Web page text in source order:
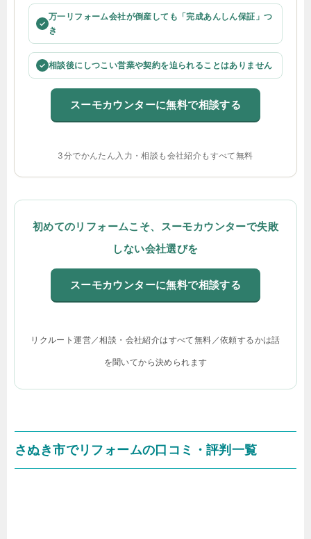
✓
万一リフォーム会社が倒産しても「完成あんしん保証」つ
き
✓ 相談後にしつこい営業や契約を迫られることはありません
スーモカウンターに無料で相談する
3分でかんたん入力・相談も会社紹介もすべて無料
初めてのリフォームこそ、スーモカウンターで失敗
しない会社選びを
スーモカウンターに無料で相談する
リクルート運営／相談・会社紹介はすべて無料／依頼するかは話
を聞いてから決められます
さぬき市でリフォームの口コミ・評判一覧